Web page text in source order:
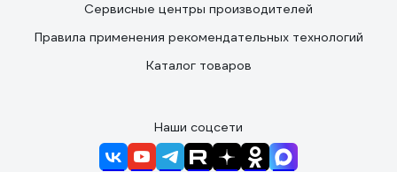
Сервисные центры производителей
Правила применения рекомендательных технологий
Каталог товаров
Наши соцсети